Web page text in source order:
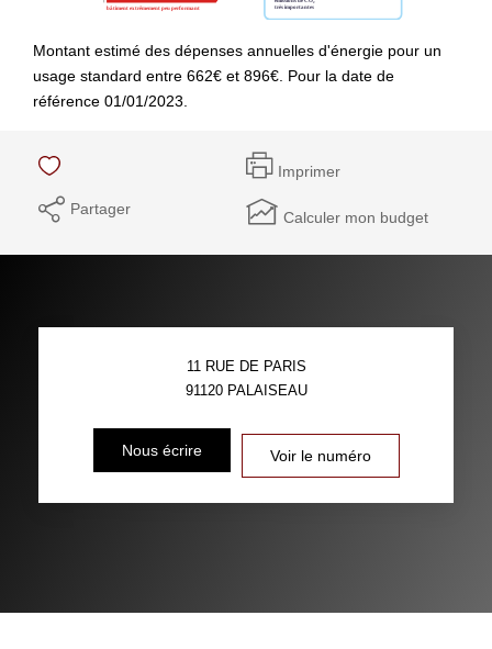
Montant estimé des dépenses annuelles d'énergie pour un
usage standard entre 662€ et 896€. Pour la date de
référence 01/01/2023.
Imprimer
Partager Calculer mon budget
11 RUE DE PARIS
91120 PALAISEAU
Nous écrire Voir le numéro